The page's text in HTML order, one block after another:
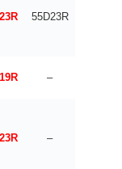
55D23R
–
–